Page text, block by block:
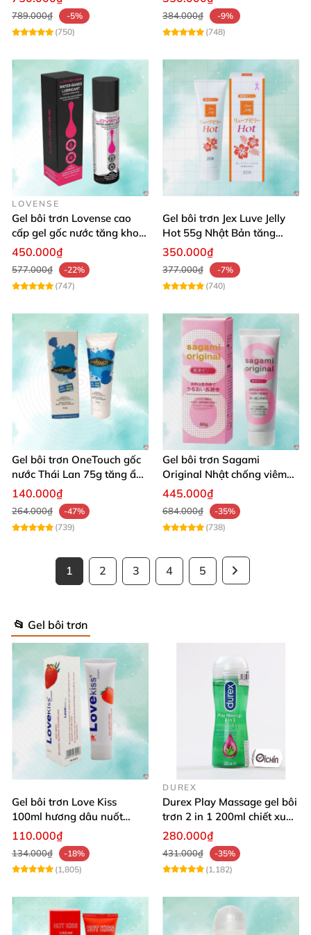
tốt” giúp anh em mau ra lấy lại sự tự tin, làm chủ
quan hệ phòng the
với người tình nóng bỏng
789.000₫
-5%
(750)
384.000₫
-9%
(748)
LOVENSE
Gel bôi trơn Lovense cao
cấp gel gốc nước tăng khoái
cảm hỗ trợ oral sex
450.000₫
577.000₫
-22%
(747)
Gel bôi trơn Jex Luve Jelly
Hot 55g Nhật Bản tăng
khoái cảm
350.000₫
377.000₫
-7%
(740)
Gel bôi trơn OneTouch gốc
nước Thái Lan 75g tăng ẩm
hiệu quả
140.000₫
264.000₫
-47%
(739)
Gel bôi trơn Sagami
Original Nhật chống viêm
an toàn da
445.000₫
684.000₫
-35%
(738)
1 2 3 4 5
📂 Gel bôi trơn
Gel bôi trơn Love Kiss
100ml hương dâu nuốt
được an toàn
110.000₫
134.000₫
-18%
(1,805)
DUREX
Durex Play Massage gel bôi
trơn 2 in 1 200ml chiết xuất
lô hội
280.000₫
431.000₫
-35%
(1,182)